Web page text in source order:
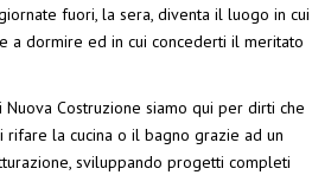
fuori, la sera, diventa il luogo in cui
a dormire ed in cui concederti il meritato
Costruzione siamo qui per dirti che
rifare la cucina o il bagno grazie ad un
sviluppando progetti completi